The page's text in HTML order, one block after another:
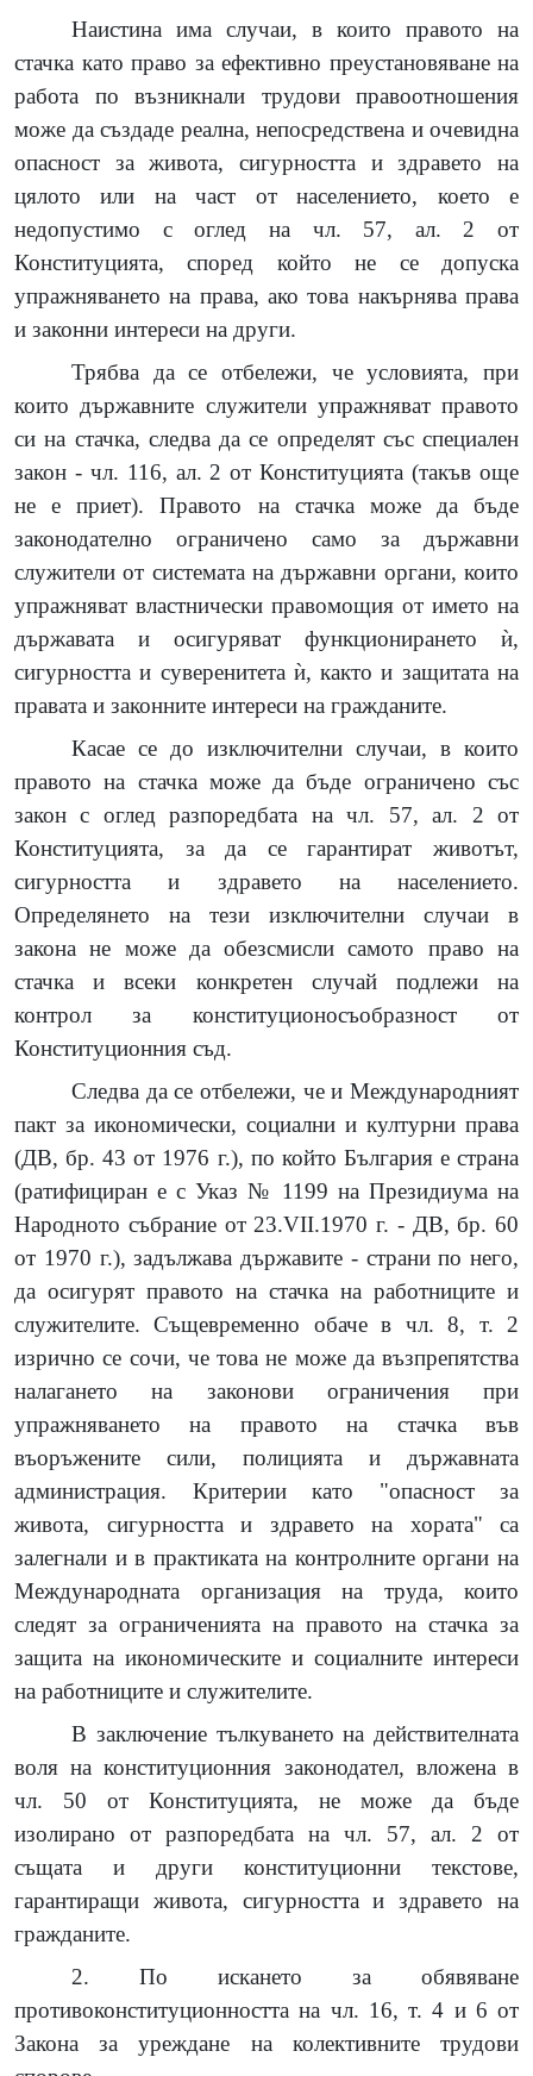
Наистина има случаи, в които правото на
стачка като право за ефективно преустановяване на
работа по възникнали трудови правоотношения
може да създаде реална, непосредствена и очевидна
опасност за живота, сигурността и здравето на
цялото или на част от населението, което е
недопустимо с оглед на чл. 57, ал. 2 от
Конституцията, според който не се допуска
упражняването на права, ако това накърнява права
и законни интереси на други.
Трябва да се отбележи, че условията, при
които държавните служители упражняват правото
си на стачка, следва да се определят със специален
закон - чл. 116, ал. 2 от Конституцията (такъв още
не е приет). Правото на стачка може да бъде
законодателно ограничено само за държавни
служители от системата на държавни органи, които
упражняват властнически правомощия от името на
държавата и осигуряват функционирането ѝ,
сигурността и суверенитета ѝ, както и защитата на
правата и законните интереси на гражданите.
Касае се до изключителни случаи, в които
правото на стачка може да бъде ограничено със
закон с оглед разпоредбата на чл. 57, ал. 2 от
Конституцията, за да се гарантират животът,
сигурността и здравето на населението.
Определянето на тези изключителни случаи в
закона не може да обезсмисли самото право на
стачка и всеки конкретен случай подлежи на
контрол за конституционосъобразност от
Конституционния съд.
Следва да се отбележи, че и Международният
пакт за икономически, социални и културни права
(ДВ, бр. 43 от 1976 г.), по който България е страна
(ратифициран е с Указ № 1199 на Президиума на
Народното събрание от 23.VII.1970 г. - ДВ, бр. 60
от 1970 г.), задължава държавите - страни по него,
да осигурят правото на стачка на работниците и
служителите. Същевременно обаче в чл. 8, т. 2
изрично се сочи, че това не може да възпрепятства
налагането на законови ограничения при
упражняването на правото на стачка във
въоръжените сили, полицията и държавната
администрация. Критерии като "опасност за
живота, сигурността и здравето на хората" са
залегнали и в практиката на контролните органи на
Международната организация на труда, които
следят за ограниченията на правото на стачка за
защита на икономическите и социалните интереси
на работниците и служителите.
В заключение тълкуването на действителната
воля на конституционния законодател, вложена в
чл. 50 от Конституцията, не може да бъде
изолирано от разпоредбата на чл. 57, ал. 2 от
същата и други конституционни текстове,
гарантиращи живота, сигурността и здравето на
гражданите.
2. По искането за обявяване
противоконституционността на чл. 16, т. 4 и 6 от
Закона за уреждане на колективните трудови